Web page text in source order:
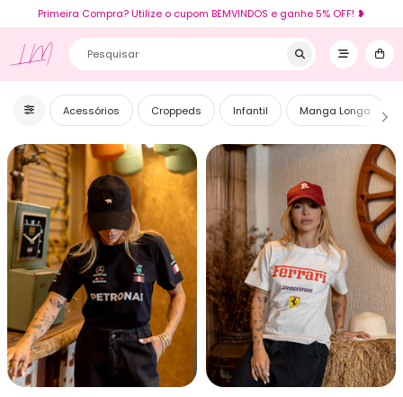
Primeira Compra? Utilize o cupom BEMVINDOS e ganhe 5% OFF! ❥
LM
Acessórios Croppeds Infantil Manga Longa